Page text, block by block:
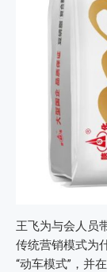
王飞为与会人员
传统营销模式为
“动车模式”，并